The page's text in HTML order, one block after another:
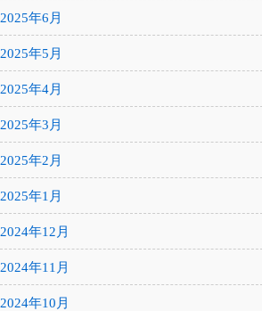
2025年6月
2025年5月
2025年4月
2025年3月
2025年2月
2025年1月
2024年12月
2024年11月
2024年10月